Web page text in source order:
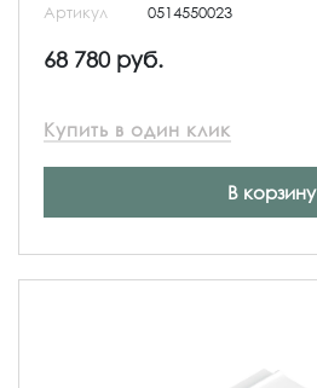
Артикул
0514550023
68 780 руб.
Купить в один клик
В корзину